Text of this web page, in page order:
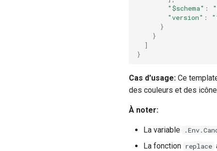
"$schema" :
"version" :
}
}
]
}
Cas d'usage: Ce
des couleurs et des
À noter:
La variable
La fonction replace